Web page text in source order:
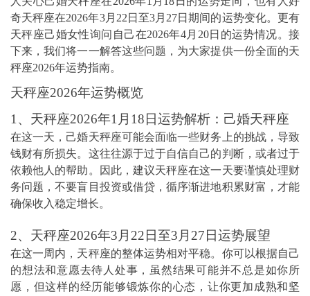
奇天秤座在2026年3月22日至3月27日期间的运势变化。更有
天秤座己婚女性询问自己在2026年4月20日的运势情况。接
下来，我们将一一解答这些问题，为大家提供一份全面的天
秤座2026年运势指南。
天秤座2026年运势概览
1、天秤座2026年1月18日运势解析：己婚天秤座
在这一天，己婚天秤座可能会面临一些财务上的挑战，导致
钱财有所损失。这往往源于过于自信自己的判断，或者过于
依赖他人的帮助。因此，建议天秤座在这一天要谨慎处理财
务问题，不要盲目投资或借贷，循序渐进地积累财富，才能
确保收入稳定增长。
2、天秤座2026年3月22日至3月27日运势展望
在这一周内，天秤座的整体运势相对平稳。你可以根据自己
的想法和意愿去待人处事，虽然结果可能并不总是如你所
愿，但这样的经历能够锻炼你的心态，让你更加成熟和坚